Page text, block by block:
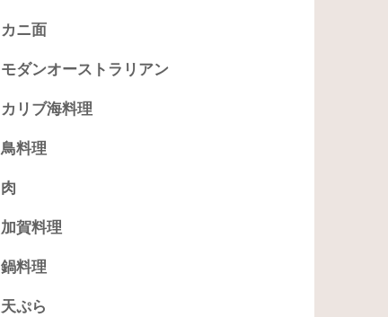
カニ面
モダンオーストラリアン
カリブ海料理
鳥料理
肉
加賀料理
鍋料理
天ぷら